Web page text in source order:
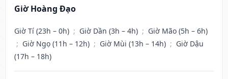
Giờ Hoàng Đạo
Giờ Tí (23h – 0h) ; Giờ Dần (3h – 4h) ; Giờ Mão (5h – 6h)
; Giờ Ngọ (11h – 12h) ; Giờ Mùi (13h – 14h) ; Giờ Dậu
(17h – 18h)